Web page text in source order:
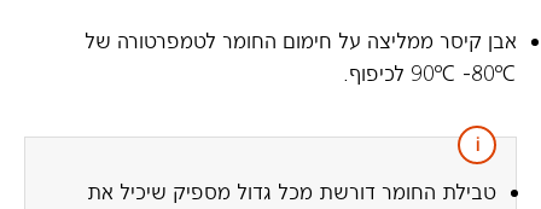
אבן קיסר ממליצה על חימום החומר לטמפרטורה של
טבילת החומר דורשת מכל גדול מספיק שיכיל את